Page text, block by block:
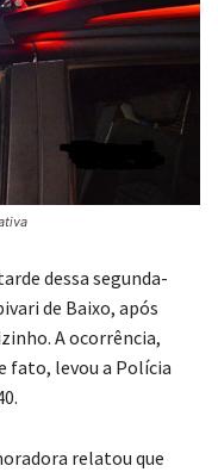
dessa segunda-
de Baixo, após
A ocorrência,
fato, levou a Polícia
relatou que